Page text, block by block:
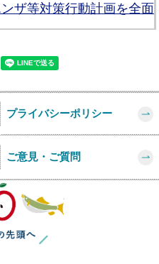
ザ等対策行動計画を全面
プライバシーポリシー
ご意見・ご質問